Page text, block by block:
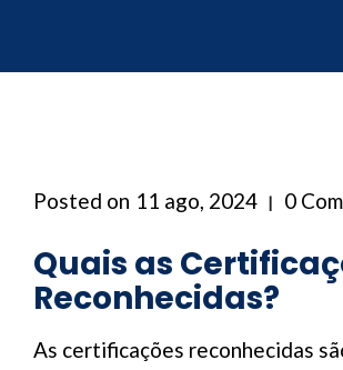
Posted on 11 ago, 2024 0
Quais as
Reconhecidas?
As certificações reconhecidas